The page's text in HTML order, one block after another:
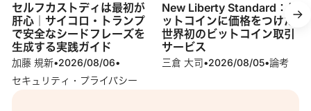
セルフカストディは最初が
肝心｜サイコロ・トランプ
で安全なシードフレーズを
生成する実践ガイド
加藤 規新•2026/08/06•
セキュリティ・プライバシー
New Liberty Standard：ビ
ットコインに価格をつけた
世界初のビットコイン取引
サービス
三倉 大司•2026/08/05•論考